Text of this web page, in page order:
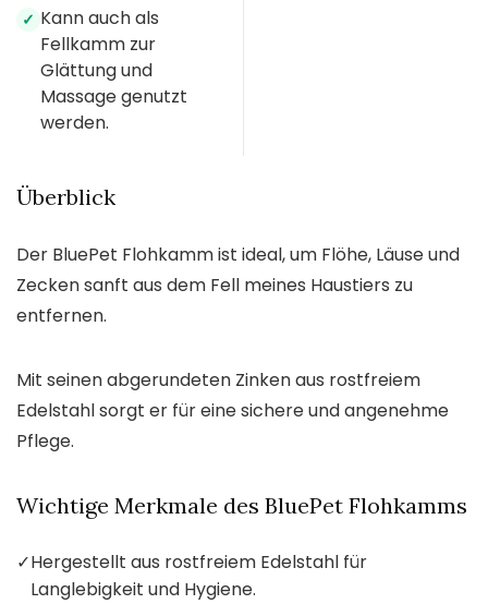
✓ Kann auch als
Fellkamm zur
Glättung und
Massage genutzt
werden.
Überblick
Der BluePet Flohkamm ist ideal, um Flöhe, Läuse und
Zecken sanft aus dem Fell meines Haustiers zu
entfernen.
Mit seinen abgerundeten Zinken aus rostfreiem
Edelstahl sorgt er für eine sichere und angenehme
Pflege.
Wichtige Merkmale des BluePet Flohkamms
✓Hergestellt aus rostfreiem Edelstahl für
Langlebigkeit und Hygiene.